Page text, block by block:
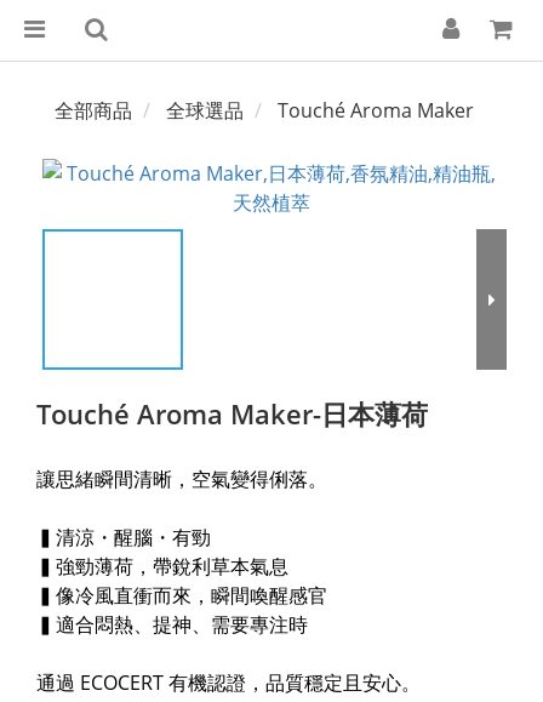
全部商品 全球選品 Touché Aroma Maker
Touché Aroma Maker-日本薄荷
讓思緒瞬間清晰，空氣變得俐落。
▍清涼・醒腦・有勁
▍強勁薄荷，帶銳利草本氣息
▍像冷風直衝而來，瞬間喚醒感官
▍適合悶熱、提神、需要專注時
通過 ECOCERT 有機認證，品質穩定且安心。